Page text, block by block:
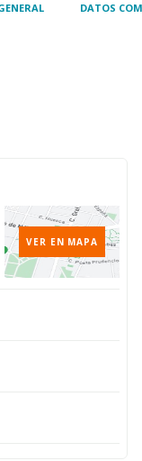
DATOS
VER EN MAPA